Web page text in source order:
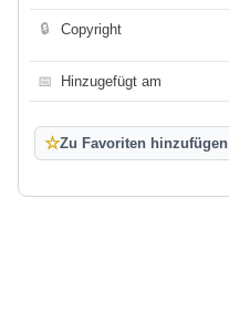
🔒 Copyright
📅 Hinzugefügt am
☆Zu Favoriten hinzufügen